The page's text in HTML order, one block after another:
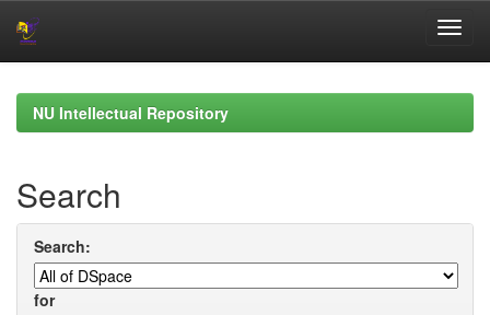
navigationNU Intellectual Repository
Search
Search:
for